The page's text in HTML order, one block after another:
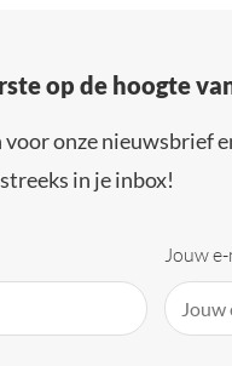
op de hoogte
voor onze nieuwsbrief
in je inbox!
Jouw